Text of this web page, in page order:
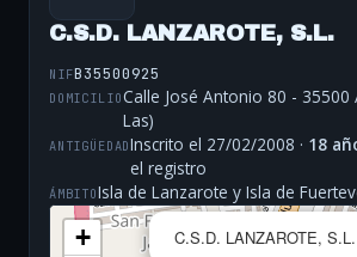
C.S.D. LANZAROTE, S.L.
NIFB35500925
DOMICILIOCalle José Antonio 80 - 35500
Las)
ANTIGÜEDADInscrito el 27/02/2008 · 18
el registro
ÁMBITOIsla de Lanzarote y Isla de
C.S.D. LANZAROTE, S.L.
+